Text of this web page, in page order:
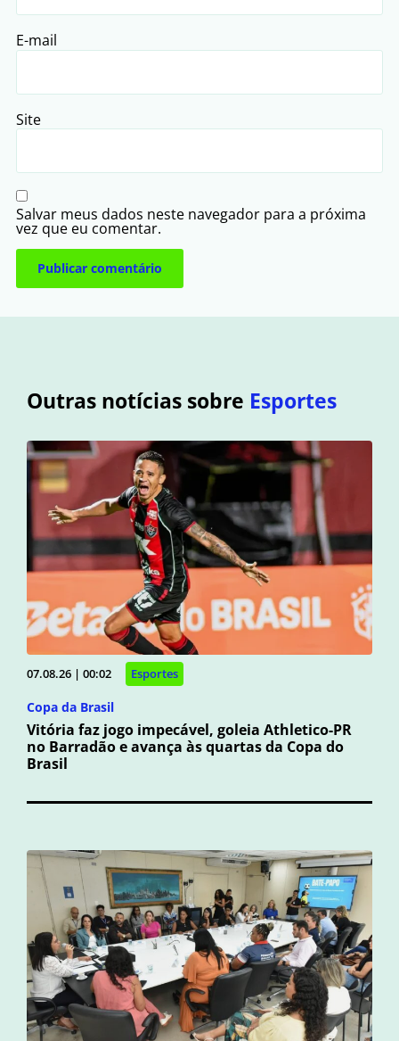
E-mail
Site
Salvar meus dados neste navegador para a próxima
vez que eu comentar.
Outras notícias sobre Esportes
07.08.26 | 00:02 Esportes
Copa da Brasil
Vitória faz jogo impecável, goleia Athletico-PR
no Barradão e avança às quartas da Copa do
Brasil